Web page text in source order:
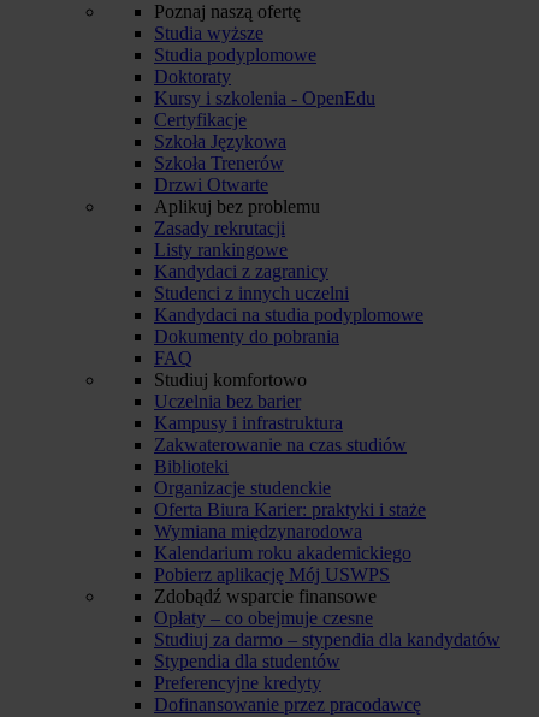
Poznaj naszą ofertę
Studia wyższe
Studia podyplomowe
Doktoraty
Kursy i szkolenia - OpenEdu
Certyfikacje
Szkoła Językowa
Szkoła Trenerów
Drzwi Otwarte
Aplikuj bez problemu
Zasady rekrutacji
Listy rankingowe
Kandydaci z zagranicy
Studenci z innych uczelni
Kandydaci na studia podyplomowe
Dokumenty do pobrania
FAQ
Studiuj komfortowo
Uczelnia bez barier
Kampusy i infrastruktura
Zakwaterowanie na czas studiów
Biblioteki
Organizacje studenckie
Oferta Biura Karier: praktyki i staże
Wymiana międzynarodowa
Kalendarium roku akademickiego
Pobierz aplikację Mój USWPS
Zdobądź wsparcie finansowe
Opłaty – co obejmuje czesne
Studiuj za darmo – stypendia dla kandydatów
Stypendia dla studentów
Preferencyjne kredyty
Dofinansowanie przez pracodawcę